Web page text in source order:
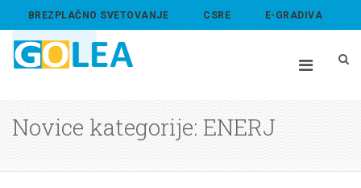
BREZPLAČNO SVETOVANJE CSRE E-GRADIVA
ABOUT US
Novice kategorije: ENERJ